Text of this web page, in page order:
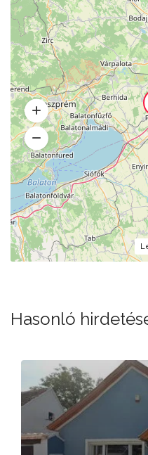
Hasonló